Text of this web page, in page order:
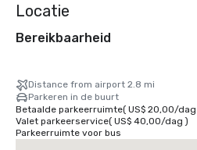
Locatie
Bereikbaarheid
Distance from airport 2.8 mi
Parkeren in de buurt
Betaalde parkeerruimte( US$ 20,00/dag
Valet parkeerservice( US$ 40,00/dag )
Parkeerruimte voor bus